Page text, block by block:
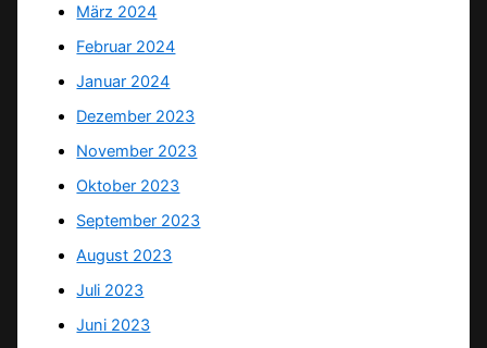
März 2024
Februar 2024
Januar 2024
Dezember 2023
November 2023
Oktober 2023
September 2023
August 2023
Juli 2023
Juni 2023